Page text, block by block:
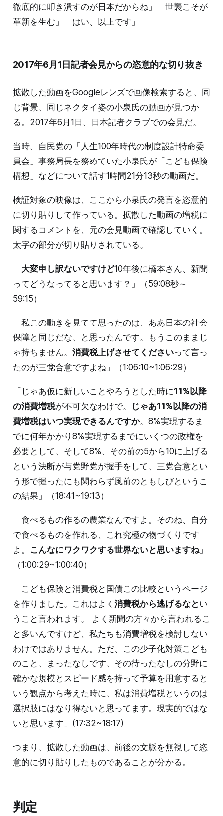
徹底的に叩き潰すのが日本だからね」「世襲こそが
革新を生む」「はい、以上です」
2017年6月1日記者会見からの恣意的な切り抜き
拡散した動画をGoogleレンズで画像検索すると、同
じ背景、同じネクタイ姿の小泉氏の動画が見つか
る。2017年6月1日、日本記者クラブでの会見だ。
当時、自民党の「人生100年時代の制度設計特命委
員会」事務局長を務めていた小泉氏が「こども保険
構想」などについて話す1時間21分13秒の動画だ。
検証対象の映像は、ここから小泉氏の発言を恣意的
に切り貼りして作っている。拡散した動画の増税に
関するコメントを、元の会見動画で確認していく。
太字の部分が切り貼りされている。
「大変申し訳ないですけど10年後に橋本さん、新聞
ってどうなってると思います？」（59:08秒～
59:15）
「私この動きを見てて思ったのは、ああ日本の社会
保障と同じだな、と思ったんです。もうこのままじ
ゃ持ちません。 消費税上げさせてくださいって言っ
たのが三党合意ですよね」（1:06:10~1:06:29）
「じゃあ仮に新しいことやろうとした時に11%以降
の消費増税が不可欠なわけで。
じゃあ11%以降の消
費増税はいつ実現できるんですか。8%実現するま
でに何年かかり8%実現するまでにいくつの政権を
必要として、そして8%、その前の5から10に上げる
という決断が与党野党が握手をして、三党合意とい
う形で握ったにも関わらず風前のともしびというこ
の結果」（18:41~19:13）
「食べるもの作るの農業なんですよ。そのね、自分
で食べるものを作れる、これ究極の物づくりです
よ。
こんなにワクワクする世界ないと思いますね」
（1:00:29~1:00:40）
「こども保険と消費税と国債この比較というページ
を作りました。これはよく 消費税から逃げるなとい
うこと言われます。 よく新聞の方々から言われるこ
と多いんですけど、私たちも消費増税を検討しない
わけではありません。ただ、この少子化対策こども
のこと、まったなしです、その待ったなしの分野に
確かな規模とスピード感を持って予算を用意すると
いう観点から考えた時に、私は消費増税というのは
選択肢にはなり得ないと思ってます。現実的ではな
いと思います」(17:32~18:17)
つまり、拡散した動画は、前後の文脈を無視して恣
意的に切り貼りしたものであることが分かる。
判定